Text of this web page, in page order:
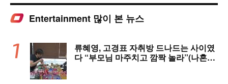
Entertainment 많이 본 뉴스
류혜영, 고경표 자취방 드나드는 사이였
다 “부모님 마주치고 깜짝 놀라”(나혼자